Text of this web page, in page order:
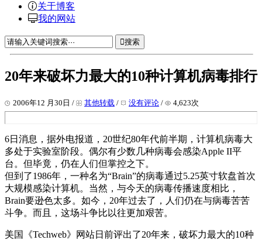
关于博客
我的网站
搜索
20年来破坏力最大的10种计算机病毒排行
2006年12 月30日 / 其他转载 / 没有评论 / 4,623次
6日消息，据外电报道，20世纪80年代前半期，计算机病毒大
多处于实验室阶段。偶尔有少数几种病毒会感染Apple II平
台。但毕竟，仍在人们但掌控之下。
但到了1986年，一种名为“Brain”的病毒通过5.25英寸软盘首次
大规模感染计算机。当然，与今天的病毒传播速度相比，
Brain要逊色太多。如今，20年过去了，人们仍在与病毒苦苦
斗争。而且，这场斗争比以往更加艰苦。
美国《Techweb》网站日前评出了20年来，破坏力最大的10种